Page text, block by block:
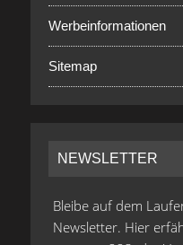
Werbeinformationen
Sitemap
NEWSLETTER
Bleibe auf dem
Newsletter. Hier